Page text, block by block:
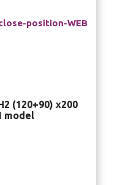
(120+90) x200
model